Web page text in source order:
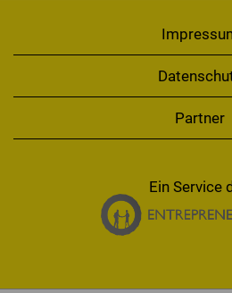
Partner
Ein Service